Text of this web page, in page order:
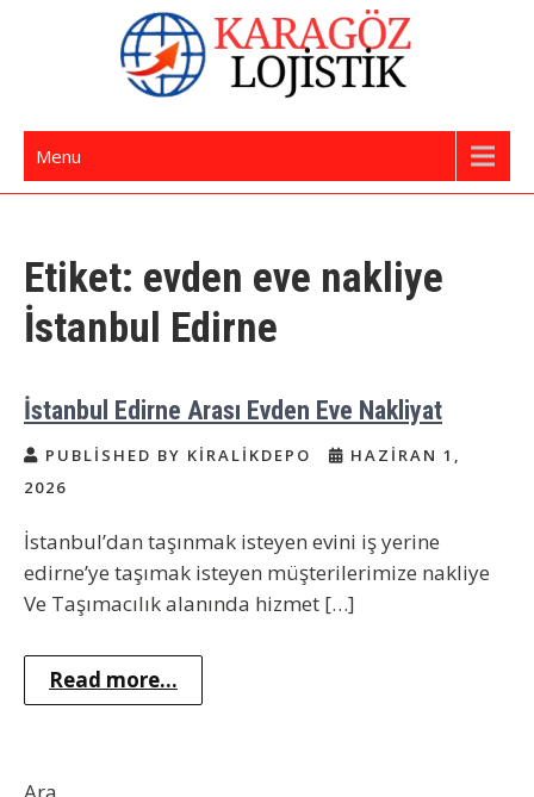
İstanbul Evden Eve Nakliye | İstanbul
Nakliyat
Menu
Etiket: evden eve nakliye
İstanbul Edirne
İstanbul Edirne Arası Evden Eve Nakliyat
PUBLISHED BY KIRALIKDEPO
HAZIRAN 1,
2026
İstanbul’dan taşınmak isteyen evini iş yerine
edirne’ye taşımak isteyen müşterilerimize nakliye
Ve Taşımacılık alanında hizmet […]
Read more...